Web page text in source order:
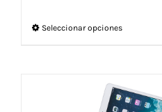
Seleccionar opcionesEste
variantes.
Las